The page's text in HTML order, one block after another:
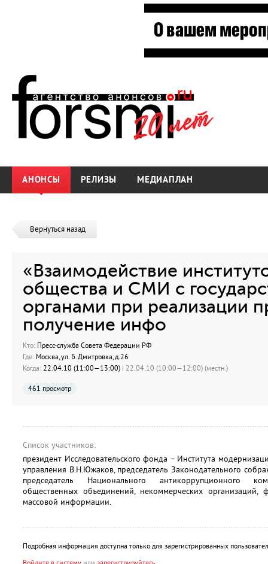
АНОНСЫ РЕЛИЗЫ МЕДИАПЛАН
Вернуться назад
«Взаимодействие
общества и СМИ с
органами при реализации
получение инфо
Кто: Пресс-служба Совета Федерации РФ
Где: Москва, ул. Б.Дмитровка, д.26
Когда: 22.04.10 (11:00—13:00) | 22.04.10 (10:00—12:00) (местн.)
461 просмотр
Список участников:
президент Исследовательского фонда – Института
управления В.Н.Южаков, председатель Законодательного
председатель Национального антикоррупционного
общественных объединений, некоммерческих организаций,
массовой информации.
Подробная информация доступна только для зарегистрированных